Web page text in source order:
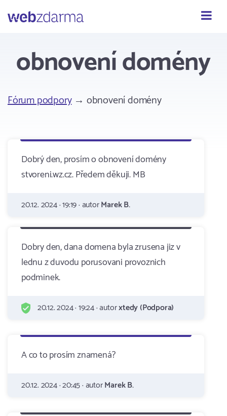
Webzdarma
obnovení domény
Fórum podpory→ obnovení domény
Dobrý den, prosím o obnovení domény
stvoreni.wz.cz. Předem děkuji. MB
20.12. 2024 · 19:19 · autorMarek B.
Dobry den, dana domena byla zrusena jiz v
lednu z duvodu porusovani provoznich
podminek.
20.12. 2024 · 19:24 · autorxtedy (Podpora)
A co to prosím znamená?
20.12. 2024 · 20:45 · autorMarek B.